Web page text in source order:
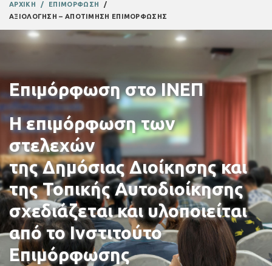
ΑΡΧΙΚΗ
ΕΠΙΜΟΡΦΩΣΗ
ΑΞΙΟΛΟΓΗΣΗ – ΑΠΟΤΙΜΗΣΗ ΕΠΙΜΟΡΦΩΣΗΣ
Επιμόρφωση στο ΙΝΕΠ
Η επιμόρφωση των
στελεχών
της Δημόσιας Διοίκησης και
της Τοπικής Αυτοδιοίκησης
σχεδιάζεται και υλοποιείται
από το Ινστιτούτο
Επιμόρφωσης